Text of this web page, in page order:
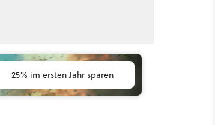
25% im ersten Jahr sparen